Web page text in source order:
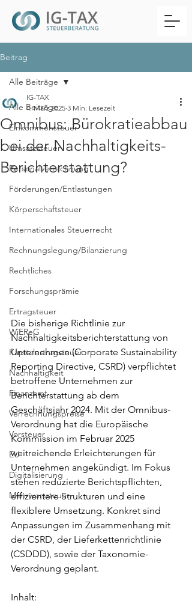
Beitrag
Alle Beiträge
Einkommensteuer
Umsatzsteuer
Personalverrechnung
Förderungen/Entlastungen
Körperschaftsteuer
Internationales Steuerrecht
Rechnungslegung/Bilanzierung
Rechtliches
Forschungsprämie
Ertragsteuer
WiEReG
Kapitalertragsteuer
Nachhaltigkeit
Finanzamt
Verrechnungspreise
Vorsteuer
EU
Digitalisierung
Mehrwertsteuer
Alle Beiträge
Omnibus: Bürokratieabbau
bei der Nachhaltigkeits-
Berichterstattung?
IG-TAX
4. März 2025 3 Min. Lesezeit
Die bisherige Richtlinie zur
Nachhaltigkeitsberichterstattung von
Unternehmen (Corporate Sustainability
Reporting Directive, CSRD) verpflichtet
betroffene Unternehmen zur
Berichterstattung ab dem
Geschäftsjahr 2024. Mit der Omnibus-
Verordnung hat die Europäische
Kommission im Februar 2025
weitreichende Erleichterungen für
Unternehmen angekündigt. Im Fokus
stehen reduzierte Berichtspflichten,
effizientere Strukturen und eine
flexiblere Umsetzung. Konkret sind
Anpassungen im Zusammenhang mit
der CSRD, der Lieferkettenrichtlinie
(CSDDD), sowie der Taxonomie-
Verordnung geplant.
Inhalt: